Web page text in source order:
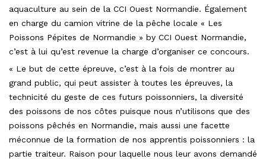
aquaculture au sein de la CCI Ouest Normandie. Également
en charge du camion vitrine de la pêche locale « Les
Poissons Pépites de Normandie » by CCI Ouest Normandie,
c’est à lui qu’est revenue la charge d’organiser ce concours.
« Le but de cette épreuve, c’est à la fois de montrer au
grand public, qui peut assister à toutes les épreuves, la
technicité du geste de ces futurs poissonniers, la diversité
des poissons de nos côtes puisque nous n’utilisons que des
poissons pêchés en Normandie, mais aussi une facette
méconnue de la formation de nos apprentis poissonniers : la
partie traiteur. Raison pour laquelle nous leur avons demandé